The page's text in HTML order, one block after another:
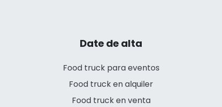
Date de alta
Food truck para eventos
Food truck en alquiler
Food truck en venta